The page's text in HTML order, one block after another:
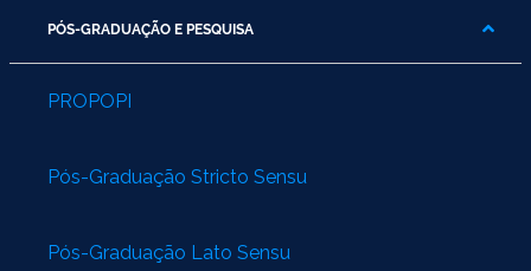
PÓS-GRADUAÇÃO E PESQUISA
PROPOPI
Pós-Graduação Stricto Sensu
Pós-Graduação Lato Sensu